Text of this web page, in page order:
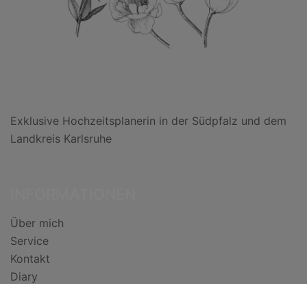
Exklusive Hochzeitsplanerin in der Südpfalz und dem
Landkreis Karlsruhe
Über mich
Service
Kontakt
Diary